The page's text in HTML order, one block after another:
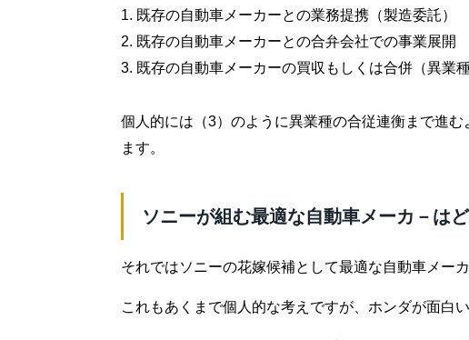
1. 既存の自動車メーカーとの業務提携（製造委託）
2. 既存の自動車メーカーとの合弁会社での事業展開
3. 既存の自動車メーカーの買収もしくは合併（異業
個人的には（3）のように異業種の合従連衡まで進
ます。
ソニーが組む最適な自動車メーカ－は
それではソニーの花嫁候補として最適な自動車メー
これもあくまで個人的な考えですが、ホンダが面白